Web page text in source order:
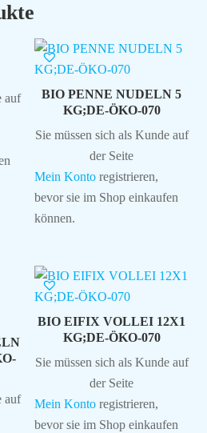
auf
BIO PENNE NUDELN 5
KG;DE-ÖKO-070
Sie müssen sich als Kunde auf
der Seite
Mein Konto registrieren,
bevor sie im Shop einkaufen
können.
auf
BIO EIFIX VOLLEI 12X1
KG;DE-ÖKO-070
Sie müssen sich als Kunde auf
der Seite
Mein Konto registrieren,
bevor sie im Shop einkaufen